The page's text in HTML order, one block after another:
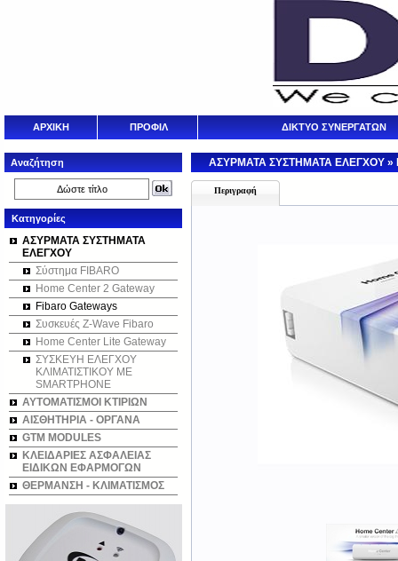
ΑΡΧΙΚΗ ΠΡΟΦΙΛ ΔΙΚΤΥΟ ΣΥΝΕΡΓΑΤΩΝ
Αναζήτηση
Κατηγορίες
ΑΣΥΡΜΑΤΑ ΣΥΣΤΗΜΑΤΑ
ΕΛΕΓΧΟΥ
Σύστημα FIBARO
Home Center 2 Gateway
Fibaro Gateways
Συσκευές Z-Wave Fibaro
Home Center Lite Gateway
ΣΥΣΚΕΥΗ ΕΛΕΓΧΟΥ
ΚΛΙΜΑΤΙΣΤΙΚΟΥ ΜΕ
SMARTPHONE
ΑΥΤΟΜΑΤΙΣΜΟΙ ΚΤΙΡΙΩΝ
ΑΙΣΘΗΤΗΡΙΑ - ΟΡΓΑΝΑ
GTM MODULES
ΚΛΕΙΔΑΡΙΕΣ ΑΣΦΑΛΕΙΑΣ
ΕΙΔΙΚΩΝ ΕΦΑΡΜΟΓΩΝ
ΘΕΡΜΑΝΣΗ - ΚΛΙΜΑΤΙΣΜΟΣ
ΑΣΥΡΜΑΤΑ ΣΥΣΤΗΜΑΤΑ ΕΛΕΓΧΟΥ »
Περιγραφή